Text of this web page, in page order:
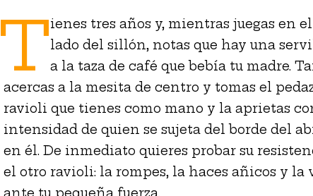
Tienes tres años y, mientras juegas en
lado del sillón, notas que hay una
a la taza de café que bebía tu madre.
acercas a la mesita de centro y tomas el
ravioli que tienes como mano y la aprietas
intensidad de quien se sujeta del borde del
en él. De inmediato quieres probar su
el otro ravioli: la rompes, la haces añicos y la